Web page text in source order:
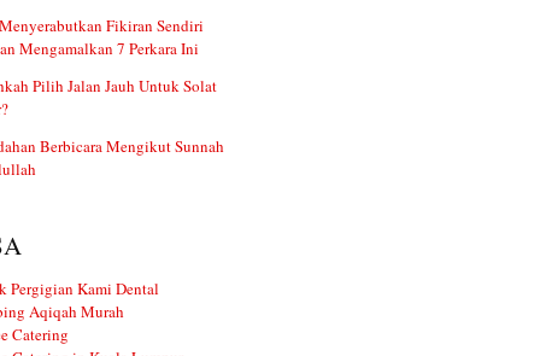
Fikiran Sendiri
Mengamalkan 7 Perkara Ini
Pilih Jalan Jauh Untuk Solat
Berbicara Mengikut Sunnah
Pergigian Kami Dental
Aqiqah Murah
Catering